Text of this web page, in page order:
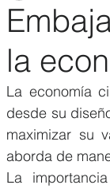
la
La economía
desde su
maximizar su
aborda de
La